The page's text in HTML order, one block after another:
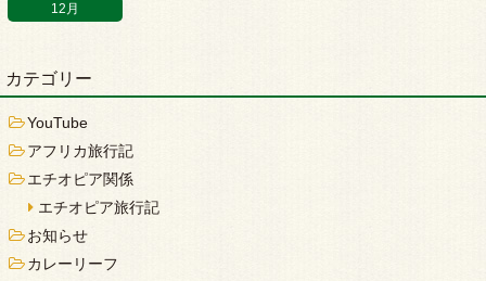
12月
カテゴリー
YouTube
アフリカ旅行記
エチオピア関係
エチオピア旅行記
お知らせ
カレーリーフ